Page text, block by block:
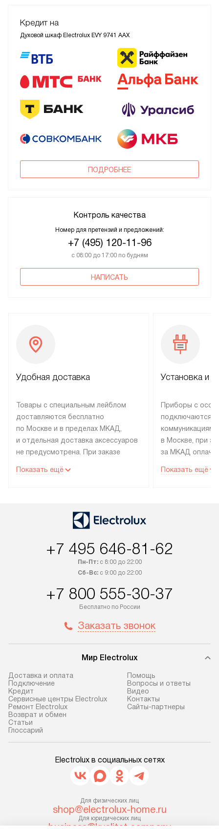
Кредит на
Духовой шкаф Electrolux EVY 9741 AAX
ПОДРОБНЕЕ
Контроль качества
Номер для претензий и предложений:
+7 (495) 120-11-96
с 08:00 до 17:00 по будням
НАПИСАТЬ
Удобная доставка
Товары с специальным лейблом
доставляются бесплатно
по Москве и в пределах МКАД,
и отдельная доставка аксессуаров
не предусмотрена. При заказе
рекомендуем обсудить
со статусом «В наличии» могут
быть отправлены покупателю
интересен товар «Под заказ»,
приобретения с менеджером сайта.
доставляются бесплатно
по Москве в пределах МКАД,
не предусмотрена. После 100%
до представительства
транспортной компании в г. Москва.
Пожалуйста, уточняйте условия
доставки у менеджера при
оформлении заказа.
В оговоренный день служба
доставки доставит упакованный
Если необходимо переместить
прибор до места установки,
уточните это с менеджером.
За данную услугу взимается
дополнительная плата. Важно
Показать ещё
Установка и
Приборы с
подключаются к
коммуникациям
в Москве, при
за МКАД
партнера
по монтажу
материалы.
предполагают,
установленной
Показать ещё
+7 495 646-81-62
Пн-Пт:с 8:00 до 22:00
Сб-Вс:с 9:00 до 22:00
+7 800 555-30-37
Бесплатно по России
Заказать звонок
Мир Electrolux
Доставка и оплата
Подключение
Кредит
Сервисные центры Electrolux
Ремонт Electrolux
Возврат и обмен
Cтатьи
Глоссарий
Помощь
Вопросы и ответы
Видео
Контакты
Сайты-партнеры
Electrolux в социальных сетях
Для физических лиц
shop@electrolux-home.ru
Для юридических лиц